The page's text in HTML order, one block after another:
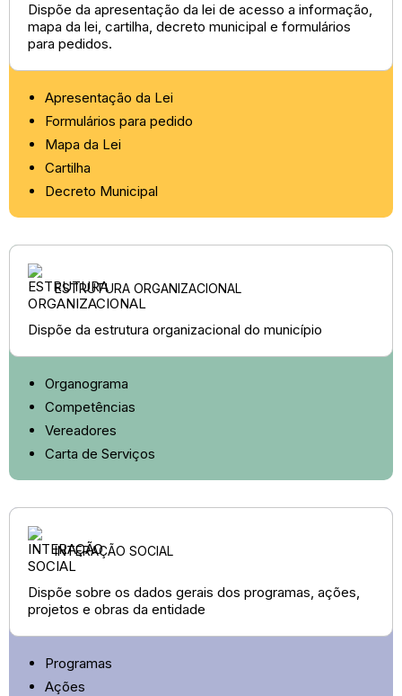
Dispõe da apresentação da lei de acesso a informação,
mapa da lei, cartilha, decreto municipal e formulários
para pedidos.
Apresentação da Lei
Formulários para pedido
Mapa da Lei
Cartilha
Decreto Municipal
ESTRUTURA ORGANIZACIONAL
Dispõe da estrutura organizacional do município
Organograma
Competências
Vereadores
Carta de Serviços
INTERAÇÃO SOCIAL
Dispõe sobre os dados gerais dos programas, ações,
projetos e obras da entidade
Programas
Ações